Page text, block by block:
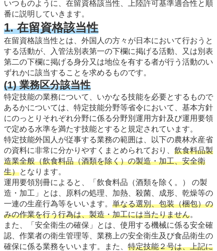
いつものように、在留資格該当性、上陸許可基準適合性と順
番に説明していきます。
1. 在留資格該当性
在留資格該当性とは、外国人の方々が日本において行おうと
する活動が、入管法別表第一の下欄に掲げる活動、又は別表
第二の下欄に掲げる身分又は地位を有する者が行う活動のい
ずれかに該当することを求めるものです。
(1) 業務区分該当性
特定技能の業務について、いかなる技能を必要とするもので
あるかについては、特定技能分野等省令において、基本方針
にのっとりそれぞれ分野に係る分野別運用方針及び運用要領
で定める水準を満たす技能とすると規定されています。
特定技能外国人が従事する業務の範囲は、以下の農林水産省
の資料に非常に分かりやすくまとめられており、 飲⾷料品製
造業全般（飲食料品（酒類を除く）の製造・加工、安全衛
生）となります。
運用要領別冊によると、「飲食料品（酒類を除く。） の製
造・加工」とは、原料の処理、加熱、殺菌、成形、乾燥等の
一連の生産行為等をいいます。 単なる選別、包装（梱包）の
みの作業を行う行為は、製造・加工には当たりません。
また、「安全衛生の確保」とは、使用する機械に係る安全確
認、作業者の衛生管理等、業務上の安全衛生及び食品衛生の
確保に係る業務をいいます。また、 特定技能２号は、上記に